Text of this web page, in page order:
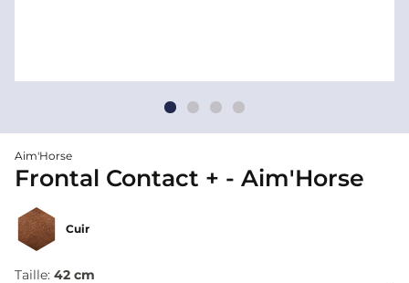
Aim'Horse
Frontal Contact + - Aim'Horse
Cuir
Taille: 42 cm